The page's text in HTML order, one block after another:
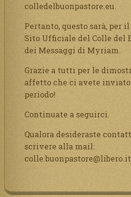
colledelbuonpastore.eu.
Pertanto, questo sarà, per
Sito Ufficiale del Colle del
dei Messaggi di Myriam.
Grazie a tutti per le
affetto che ci avete
periodo!
Continuate a seguirci.
Qualora desideraste
scrivere alla mail:
colle.buonpastore@libero.it